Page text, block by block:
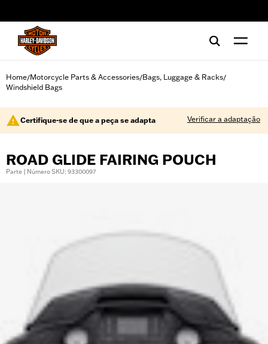
Home/Motorcycle Parts & Accessories/Bags, Luggage & Racks/
Windshield Bags
Certifique-se de que a peça se adapta Verificar a adaptação
ROAD GLIDE FAIRING POUCH
Parte | Número SKU: 93300097